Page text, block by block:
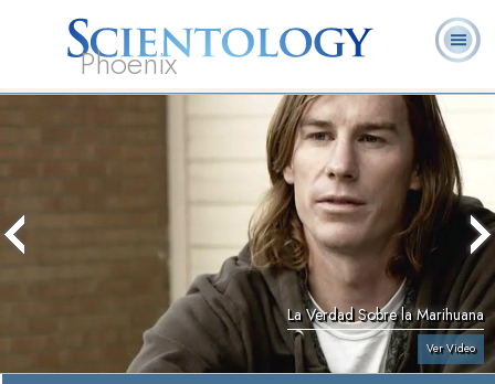
Phoenix
Scientology?
Ministros
Voluntarios
Preguntas
Frecuentes
La Verdad Sobre la Marihuana
Ver Video